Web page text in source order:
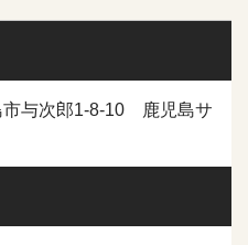
与次郎1-8-10 鹿児島サ